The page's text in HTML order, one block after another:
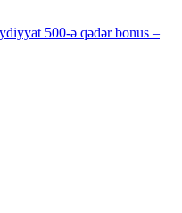
500-ə qədər bonus –